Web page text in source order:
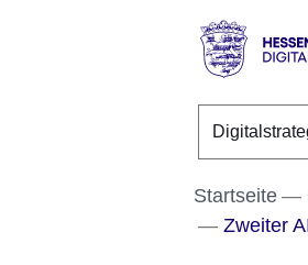
Direkt
Digitales
Startseite
Zweiter